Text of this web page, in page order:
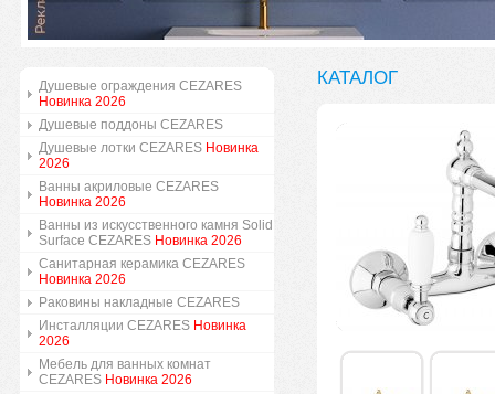
Душевые ограждения CEZARES
Новинка 2026
Душевые поддоны CEZARES
Душевые лотки CEZARES Новинка
2026
Ванны акриловые CEZARES
Новинка 2026
Ванны из искусственного камня Solid
Surface CEZARES Новинка 2026
Санитарная керамика CEZARES
Новинка 2026
Раковины накладные CEZARES
Инсталляции CEZARES Новинка
2026
Мебель для ванных комнат
CEZARES Новинка 2026
КАТАЛОГ